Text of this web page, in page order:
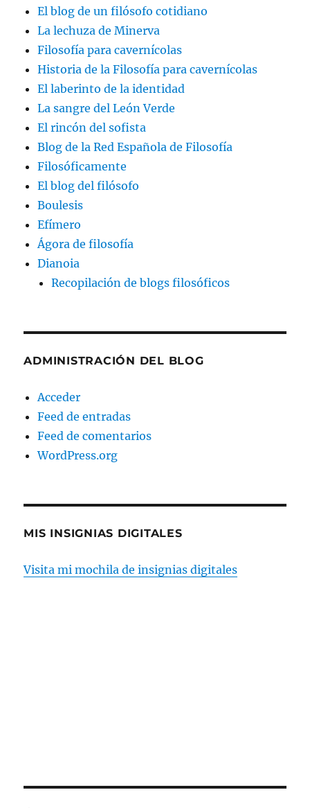
El blog de un filósofo cotidiano
La lechuza de Minerva
Filosofía para cavernícolas
Historia de la Filosofía para cavernícolas
El laberinto de la identidad
La sangre del León Verde
El rincón del sofista
Blog de la Red Española de Filosofía
Filosóficamente
El blog del filósofo
Boulesis
Efímero
Ágora de filosofía
Dianoia
Recopilación de blogs filosóficos
ADMINISTRACIÓN DEL BLOG
Acceder
Feed de entradas
Feed de comentarios
WordPress.org
MIS INSIGNIAS DIGITALES
Visita mi mochila de insignias digitales